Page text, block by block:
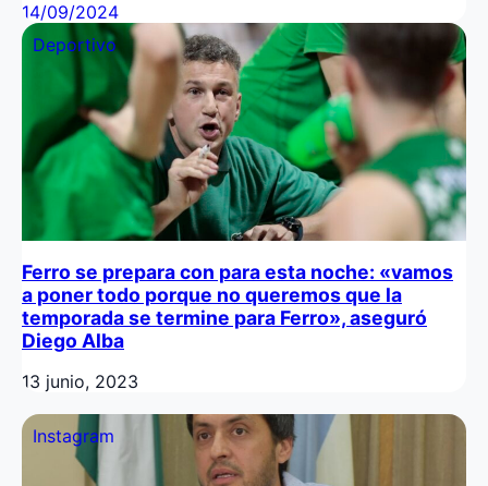
14/09/2024
Deportivo
Ferro se prepara con para esta noche: «vamos
a poner todo porque no queremos que la
temporada se termine para Ferro», aseguró
Diego Alba
13 junio, 2023
Instagram